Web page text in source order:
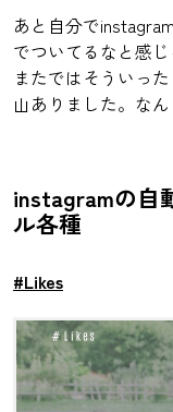
あと自分で
でついてるなと感
またではそういっ
山ありました。な
instagramの自
ル各種
#Likes